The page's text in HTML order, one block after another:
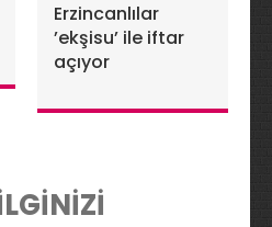
Erzincanlılar
’ekşisu’ ile iftar
açıyor